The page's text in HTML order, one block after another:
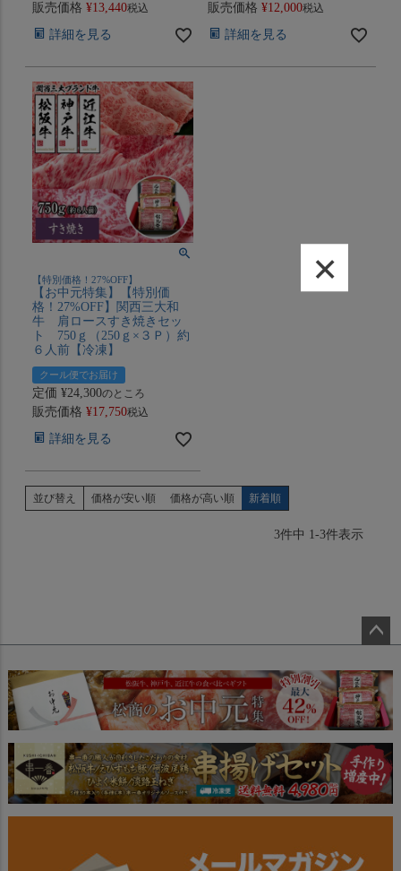
販売価格 ¥13,440税込
詳細を見る
販売価格 ¥12,000税込
詳細を見る
【特別価格！27%OFF】
【お中元特集】【特別価
格！27%OFF】関西三大和
牛 肩ロースすき焼きセッ
ト 750ｇ（250ｇ×３Ｐ）約
６人前【冷凍】
クール便でお届け
定価 ¥24,300のところ
販売価格 ¥17,750税込
詳細を見る
並び替え 価格が安い順 価格が高い順 新着順
3件中 1-3件表示
ジト
ップ
へ
×